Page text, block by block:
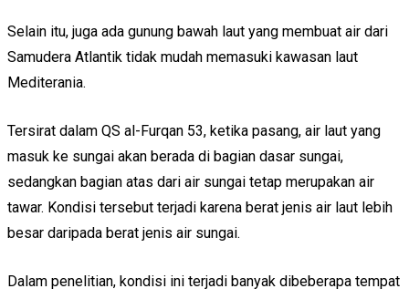
Selain itu, juga ada gunung bawah laut yang membuat air dari
Samudera Atlantik tidak mudah memasuki kawasan laut
Mediterania.
Tersirat dalam QS al-Furqan 53, ketika pasang, air laut yang
masuk ke sungai akan berada di bagian dasar sungai,
sedangkan bagian atas dari air sungai tetap merupakan air
tawar. Kondisi tersebut terjadi karena berat jenis air laut lebih
besar daripada berat jenis air sungai.
Dalam penelitian, kondisi ini terjadi banyak dibeberapa tempat